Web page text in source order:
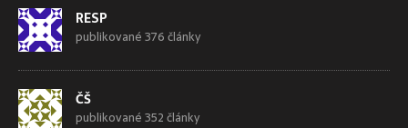
RESP
publikované 376 články
ČŠ
publikované 352 články